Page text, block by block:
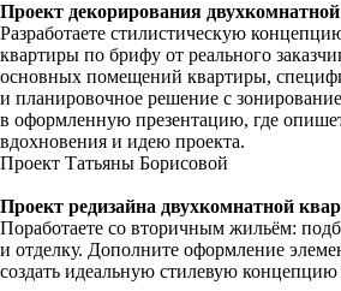
Проект декорирования
Разработаете стилистическую
квартиры по брифу от реального
основных помещений квартиры,
и планировочное решение с
в оформленную презентацию, где
вдохновения и идею проекта.
Проект Татьяны Борисовой
Проект редизайна двухкомнатной
Поработаете со вторичным жильём:
и отделку. Дополните оформление
создать идеальную стилевую концепцию